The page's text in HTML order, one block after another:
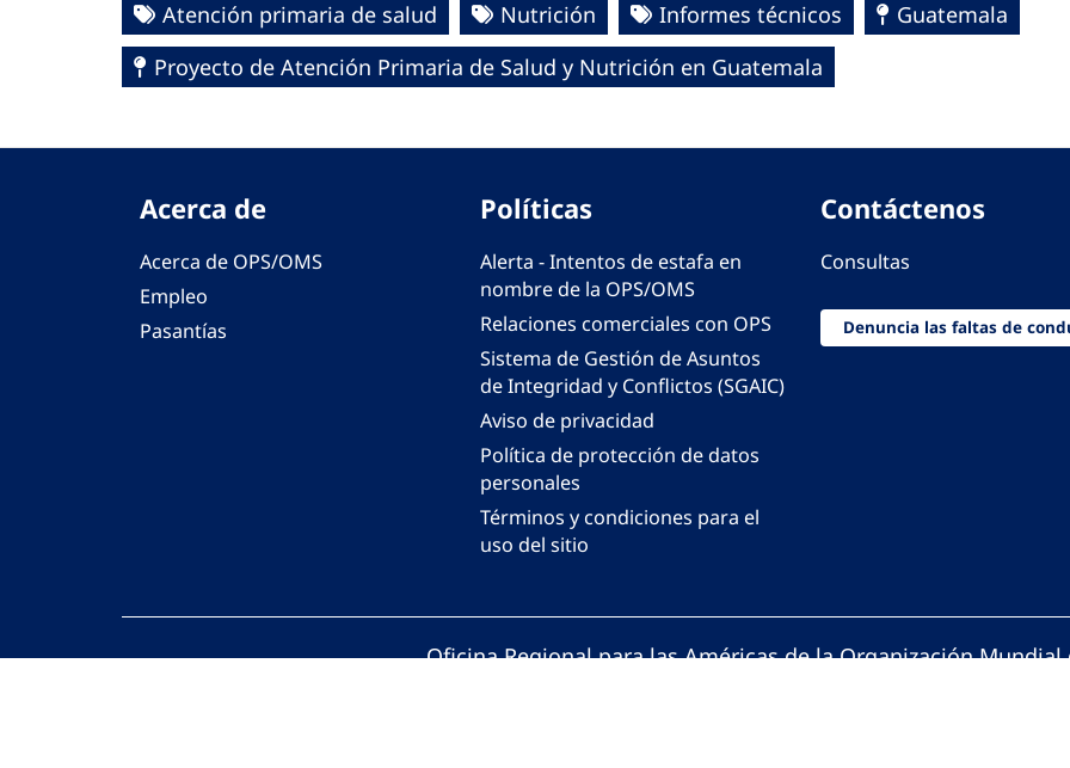
Atención primaria de salud
Nutrición Informes técnicos
Guatemala
Proyecto de Atención Primaria de Salud y Nutrición en Guatemala
Acerca de
Acerca de OPS/OMS
Empleo
Pasantías
Políticas
Alerta - Intentos de estafa en
nombre de la OPS/OMS
Relaciones comerciales con OPS
Sistema de Gestión de Asuntos
de Integridad y Conflictos (SGAIC)
Aviso de privacidad
Política de protección de datos
personales
Términos y condiciones para el
uso del sitio
Contáctenos
Consultas
Denuncia las faltas de
Oficina Regional para las Américas de la Organización Mundial